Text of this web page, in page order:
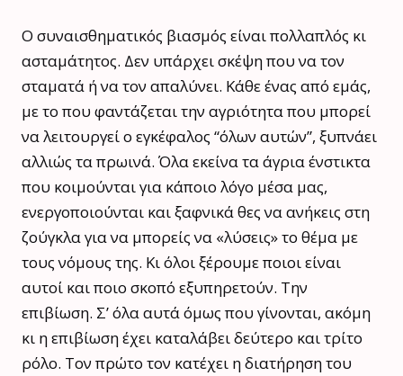
Ο συναισθηματικός βιασμός είναι πολλαπλός κι
ασταμάτητος. Δεν υπάρχει σκέψη που να τον
σταματά ή να τον απαλύνει. Κάθε ένας από εμάς,
με το που φαντάζεται την αγριότητα που μπορεί
να λειτουργεί ο εγκέφαλος “όλων αυτών”, ξυπνάει
αλλιώς τα πρωινά. Όλα εκείνα τα άγρια ένστικτα
που κοιμούνται για κάποιο λόγο μέσα μας,
ενεργοποιούνται και ξαφνικά θες να ανήκεις στη
ζούγκλα για να μπορείς να «λύσεις» το θέμα με
τους νόμους της. Κι όλοι ξέρουμε ποιοι είναι
αυτοί και ποιο σκοπό εξυπηρετούν. Την
επιβίωση. Σ’ όλα αυτά όμως που γίνονται, ακόμη
κι η επιβίωση έχει καταλάβει δεύτερο και τρίτο
ρόλο. Τον πρώτο τον κατέχει η διατήρηση του